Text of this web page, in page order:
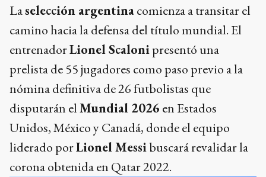
Laselección argentinacomienza a transitar el
camino hacia la defensa del título mundial. El
entrenadorLionel Scalonipresentó una
prelista de 55 jugadores como paso previo a la
nómina definitiva de 26 futbolistas que
disputarán elMundial 2026 en Estados
Unidos, México y Canadá, donde el equipo
liderado porLionel Messibuscará revalidar la
corona obtenida en Qatar 2022.